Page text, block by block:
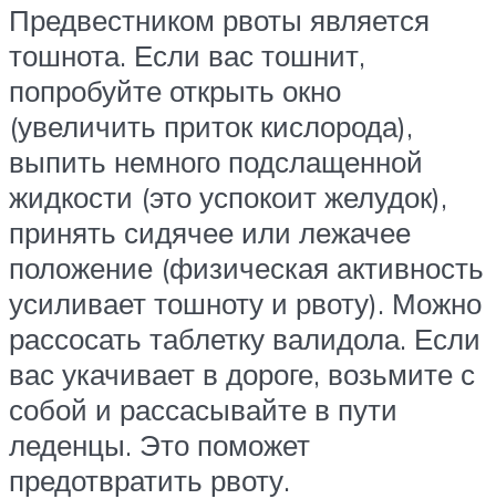
Предвестником рвоты является
тошнота. Если вас тошнит,
попробуйте открыть окно
(увеличить приток кислорода),
выпить немного подслащенной
жидкости (это успокоит желудок),
принять сидячее или лежачее
положение (физическая активность
усиливает тошноту и рвоту). Можно
рассосать таблетку валидола. Если
вас укачивает в дороге, возьмите с
собой и рассасывайте в пути
леденцы. Это поможет
предотвратить рвоту.